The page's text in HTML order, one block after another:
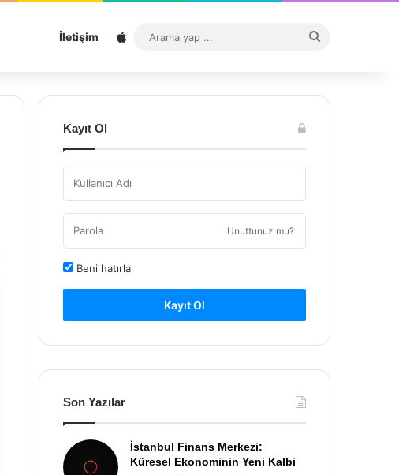
İletişim Sitemap
...
Kayıt Ol
Unuttunuz mu?
Beni hatırla
Kayıt Ol
Son Yazılar
İstanbul Finans Merkezi:
Küresel Ekonominin Yeni Kalbi